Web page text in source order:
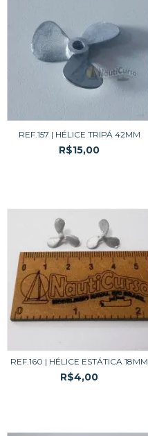
REF.157 | HÉLICE TRIPÁ 42MM
R$15,00
REF.160 | HÉLICE ESTÁTICA 18MM
R$4,00